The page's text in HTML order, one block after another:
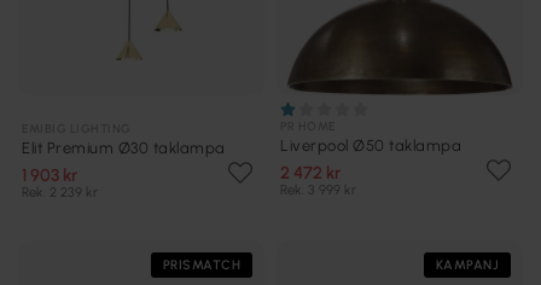
Elit Premium Ø30 taklampa
1 903 kr
Rek. 2 239 kr
Liverpool Ø50 taklampa
2 472 kr
Rek. 3 999 kr
PRISMATCH KAMPANJ